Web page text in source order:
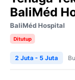
BaliMéd
BaliMéd Hospital
Ditutup
2 Juta - 5 Juta